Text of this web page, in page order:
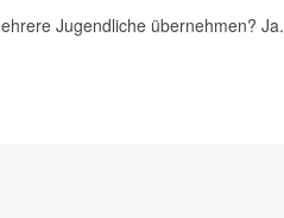
Jugendliche übernehmen? Ja.